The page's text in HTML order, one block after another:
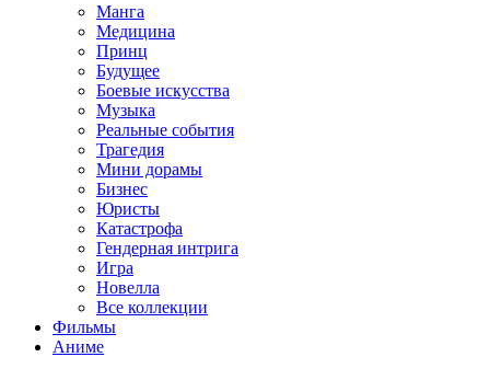
Манга
Медицина
Принц
Будущее
Боевые искусства
Музыка
Реальные события
Трагедия
Мини дорамы
Бизнес
Юристы
Катастрофа
Гендерная интрига
Игра
Новелла
Все коллекции
Фильмы
Аниме